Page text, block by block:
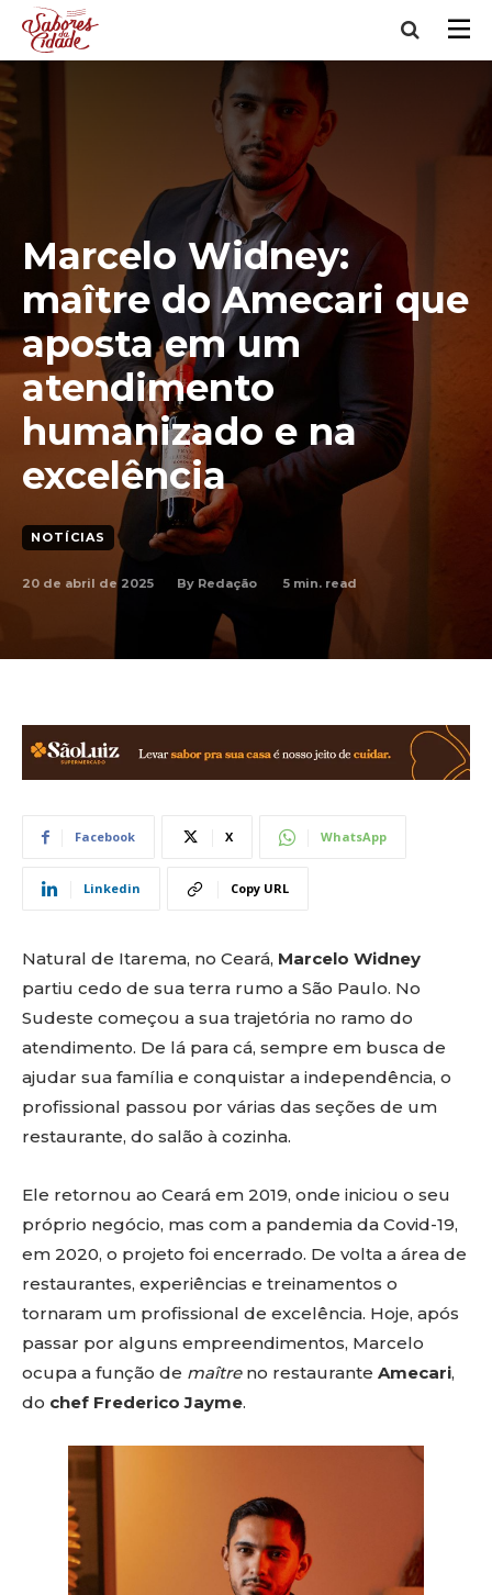
Marcelo Widney:
maître do Amecari que
aposta em um
atendimento
humanizado e na
excelência
NOTÍCIAS
20 de abril de 2025 By Redação 5 min. read
Facebook X WhatsApp
Linkedin Copy URL
Natural de Itarema, no Ceará, Marcelo Widney
partiu cedo de sua terra rumo a São Paulo. No
Sudeste começou a sua trajetória no ramo do
atendimento. De lá para cá, sempre em busca de
ajudar sua família e conquistar a independência, o
profissional passou por várias das seções de um
restaurante, do salão à cozinha.
Ele retornou ao Ceará em 2019, onde iniciou o seu
próprio negócio, mas com a pandemia da Covid-19,
em 2020, o projeto foi encerrado. De volta a área de
restaurantes, experiências e treinamentos o
tornaram um profissional de excelência. Hoje, após
passar por alguns empreendimentos, Marcelo
ocupa a função de maître no restaurante Amecari,
do chef Frederico Jayme.